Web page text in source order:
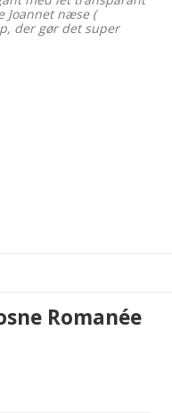
Joannet næse (
der gør det super
Romanée